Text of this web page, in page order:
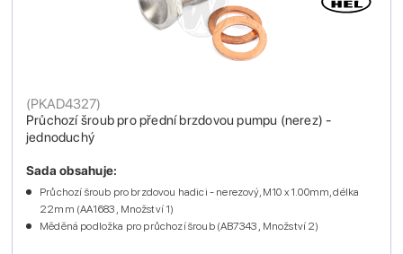
Průchozí šroub pro přední brzdovou pumpu (nerez) -
jednoduchý
(PKAD4327)
Sada obsahuje:
Průchozí šroub pro brzdovou hadici - nerezový, M10 x 1.00mm, délka
22mm (AA1683 , Množství 1)
Měděná podložka pro průchozí šroub (AB7343 , Množství 2)